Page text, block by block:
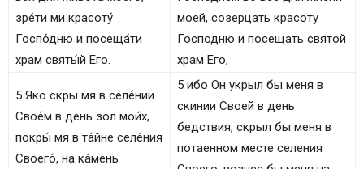
зре́ти ми красоту́
Госпо́дню и посеща́ти
храм святы́й Его.
моей, созерцать красоту
Господню и посещать святой
храм Его,
5 Яко скры мя в селе́нии
Свое́м в день зол мои́х,
покры́ мя в та́йне селе́ния
Своего́, на ка́мень
5 ибо Он укрыл бы меня в
скинии Своей в день
бедствия, скрыл бы меня в
потаенном месте селения